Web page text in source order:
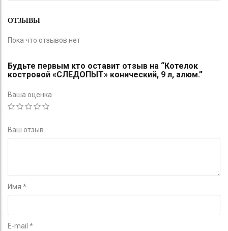
ОТЗЫВЫ
Пока что отзывов нет
Будьте первым кто оставит отзыв на “Котелок
костровой «СЛЕДОПЫТ» конический, 9 л, алюм.”
Ваша оценка
Ваш отзыв
Имя *
E-mail *